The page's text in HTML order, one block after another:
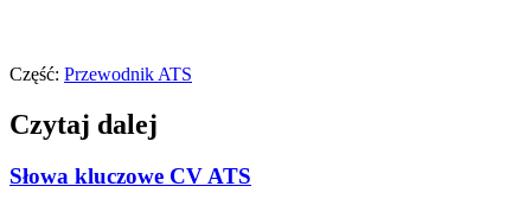
Część: Przewodnik ATS
Czytaj dalej
Słowa kluczowe CV ATS